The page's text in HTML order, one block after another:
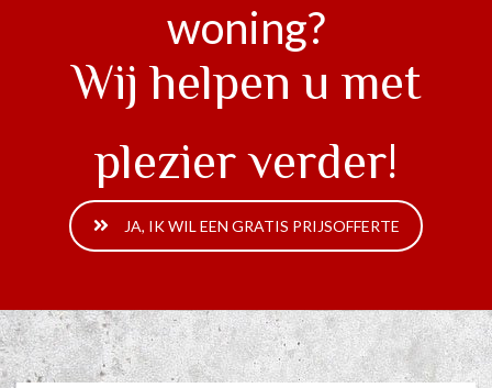
woning?
Wij helpen u met
plezier verder!
JA, IK WIL EEN GRATIS PRIJSOFFERTE